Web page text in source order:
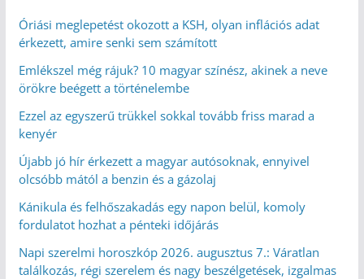
Óriási meglepetést okozott a KSH, olyan inflációs adat
érkezett, amire senki sem számított
Emlékszel még rájuk? 10 magyar színész, akinek a neve
örökre beégett a történelembe
Ezzel az egyszerű trükkel sokkal tovább friss marad a
kenyér
Újabb jó hír érkezett a magyar autósoknak, ennyivel
olcsóbb mától a benzin és a gázolaj
Kánikula és felhőszakadás egy napon belül, komoly
fordulatot hozhat a pénteki időjárás
Napi szerelmi horoszkóp 2026. augusztus 7.: Váratlan
találkozás, régi szerelem és nagy beszélgetések, izgalmas